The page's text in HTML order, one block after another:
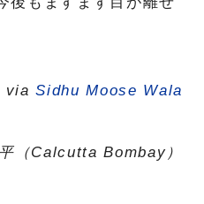
viaSidhu Moose Wala
（Calcutta Bombay）